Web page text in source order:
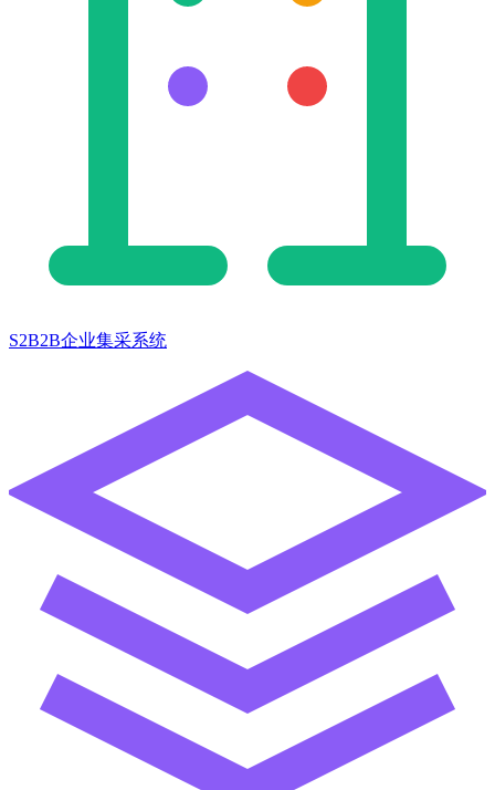
S2B2B企业集采系统